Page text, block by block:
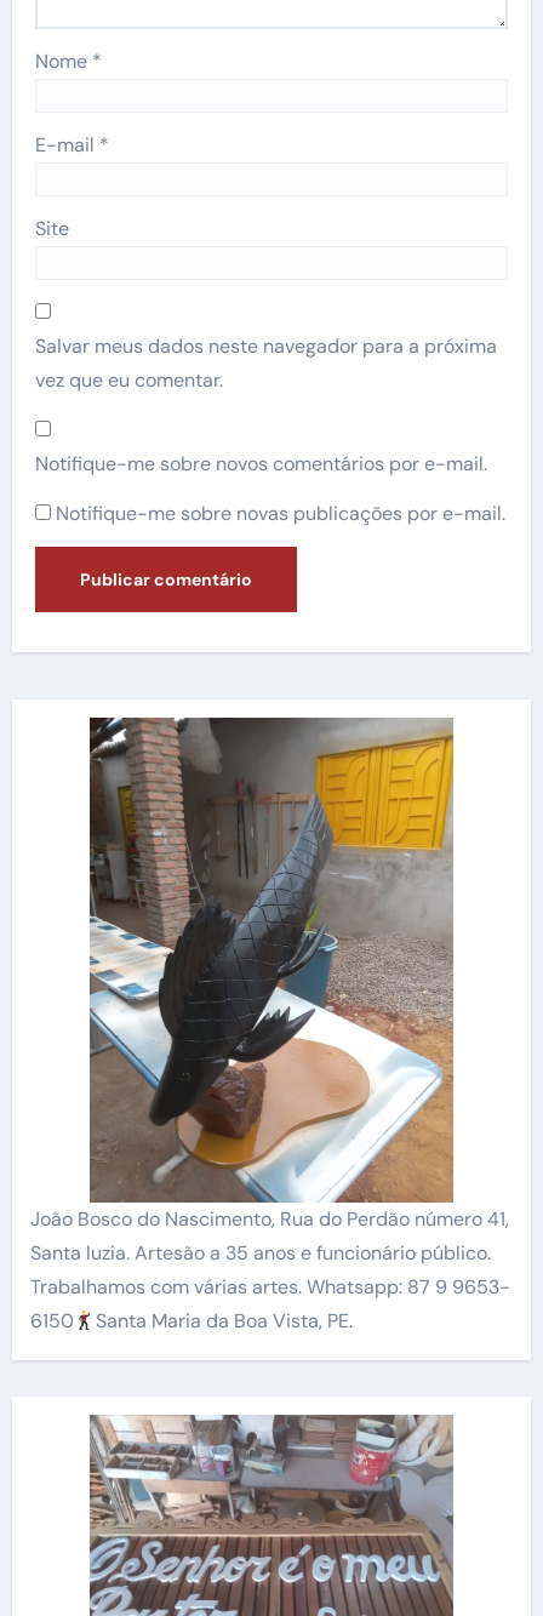
Nome *
E-mail *
Site
Salvar meus dados neste navegador para a próxima
vez que eu comentar.
Notifique-me sobre novos comentários por e-mail.
Notifique-me sobre novas publicações por e-mail.
João Bosco do Nascimento, Rua do Perdão número 41,
Santa luzia. Artesão a 35 anos e funcionário público.
Trabalhamos com várias artes. Whatsapp: 87 9 9653-
6150
Santa Maria da Boa Vista, PE.